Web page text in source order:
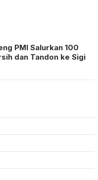
PMI Salurkan 100
dan Tandon ke Sigi